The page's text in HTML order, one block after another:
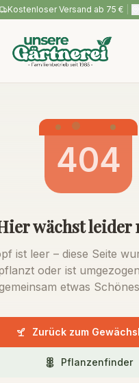
Kostenloser Versand ab 75 €
404
wächst leider
ist leer – diese Seite
oder ist
etwas
Zurück zum
Pflanzenfinder